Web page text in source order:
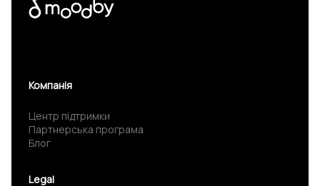
Компанія
Центр підтримки
Партнерська програма
Блог
Legal